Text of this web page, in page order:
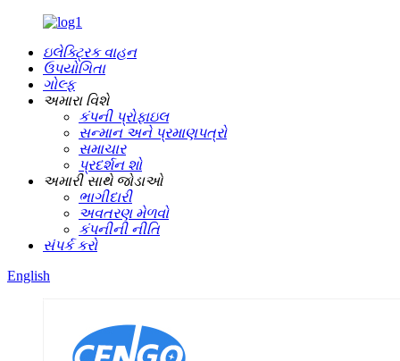
ઇલેક્ટ્રિક વાહન
ઉપયોગિતા
ગોલ્ફ
અમારા વિશે
કંપની પ્રોફાઇલ
સન્માન અને પ્રમાણપત્રો
સમાચાર
પ્રદર્શન શો
અમારી સાથે જોડાઓ
ભાગીદારી
અવતરણ મેળવો
કંપનીની નીતિ
સંપર્ક કરો
English